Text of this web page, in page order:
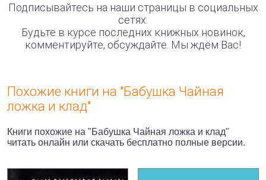
Подписывайтесь на наши страницы в социальных
сетях.
Будьте в курсе последних книжных новинок,
комментируйте, обсуждайте. Мы ждём Вас!
Похожие книги на "Бабушка Чайная
ложка и клад"
Книги похожие на "Бабушка Чайная ложка и клад"
читать онлайн или скачать бесплатно полные версии.